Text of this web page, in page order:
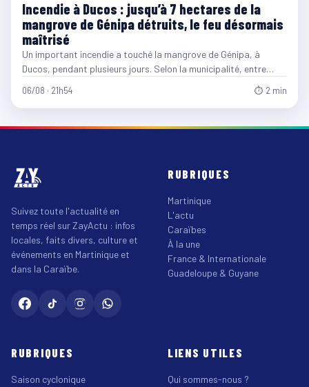
Incendie à Ducos : jusqu’à 7 hectares de la
mangrove de Génipa détruits, le feu désormais
maîtrisé
Un important incendie a touché la mangrove de Génipa, à
Ducos, pendant plusieurs jours. Selon la municipalité, entre…
06/08 · 21h54 ⏱ 2 min
Suivez toute l'actualité en
temps réel sur ZayActu : infos
locales, faits divers, culture et
événements en Martinique et
dans la Caraïbe.
RUBRIQUES
Martinique
L'actu
Caraïbes
À la une
France & Internationale
Guadeloupe & Guyane
RUBRIQUES
Saison cyclonique
LIENS UTILES
Qui sommes-nous ?